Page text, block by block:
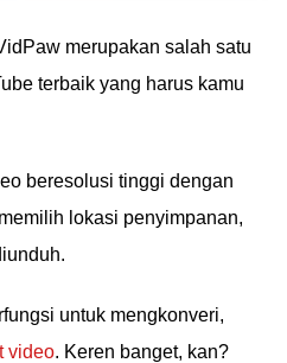
merupakan salah satu
terbaik yang harus kamu
beresolusi tinggi dengan
lokasi penyimpanan,
untuk mengkonveri,
video. Keren banget, kan?